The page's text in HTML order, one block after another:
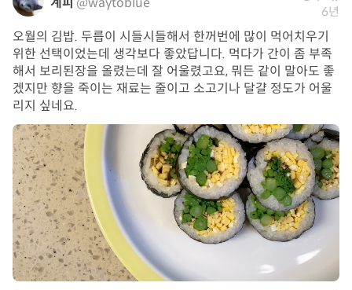
6년
오월의 김밥. 두릅이 시들시들해서 한꺼번에 많이 먹어치우기
위한 선택이었는데 생각보다 좋았답니다. 먹다가 간이 좀 부족
해서 보리된장을 올렸는데 잘 어울렸고요, 뭐든 같이 말아도 좋
겠지만 향을 죽이는 재료는 줄이고 소고기나 달걀 정도가 어울
리지 싶네요.